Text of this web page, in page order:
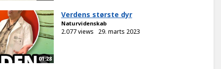
01:28
Verdens største dyr
Naturvidenskab
2.077 views 29. marts 2023